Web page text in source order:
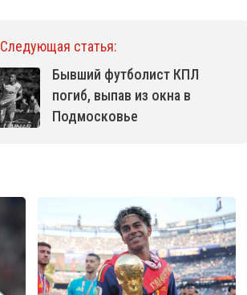
Следующая статья:
Бывший футболист КПЛ
погиб, выпав из окна в
Подмосковье